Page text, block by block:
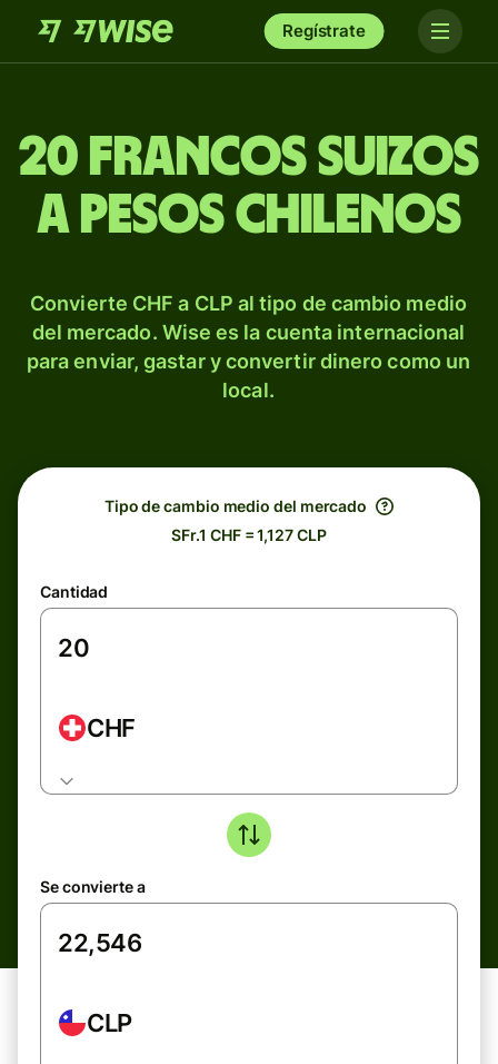
Regístrate
20 francos suizos
a pesos chilenos
Convierte CHF a CLP al tipo de cambio medio
del mercado. Wise es la cuenta internacional
para enviar, gastar y convertir dinero como un
local.
Tipo de cambio medio del mercado
SFr.1 CHF = 1,127 CLP
Cantidad
CHF
Se convierte a
CLP